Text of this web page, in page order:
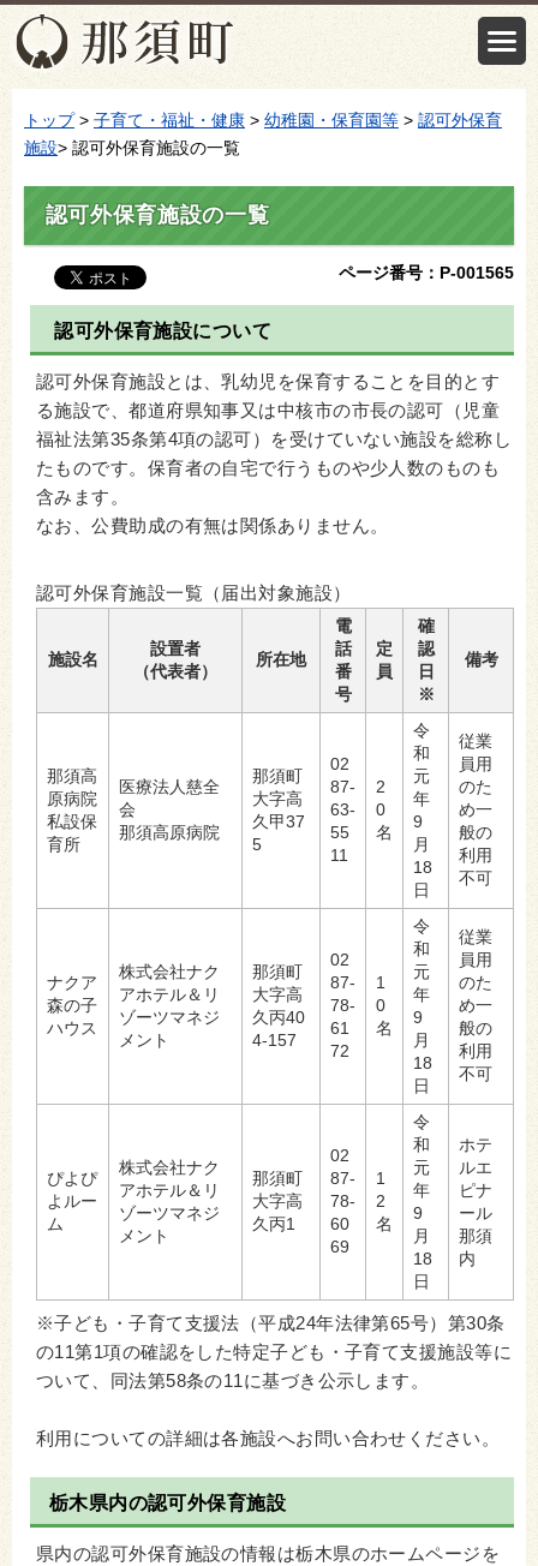
トップ> 子育て・福祉・健康 > 幼稚園・保育園等 > 認可外保育
施設> 認可外保育施設の一覧
認可外保育施設の一覧
ページ番号：P-001565
認可外保育施設について
認可外保育施設とは、乳幼児を保育することを目的とす
る施設で、都道府県知事又は中核市の市長の認可（児童
福祉法第35条第4項の認可）を受けていない施設を総称し
たものです。保育者の自宅で行うものや少人数のものも
含みます。
なお、公費助成の有無は関係ありません。
認可外保育施設一覧（届出対象施設）
施設名
設置者
（代表者）
所在地
電
話
番
号
定
員
確
認
日
※
備考
那須高
原病院
私設保
育所
医療法人慈全
会
那須高原病院
那須町
大字高
久甲37
5
02
87-
63-
55
11
2
0
名
令
和
元
年
9
月
18
日
従業
員用
のた
め一
般の
利用
不可
ナクア
森の子
ハウス
株式会社ナク
アホテル＆リ
ゾーツマネジ
メント
那須町
大字高
久丙40
4-157
02
87-
78-
61
72
1
0
名
令
和
元
年
9
月
18
日
従業
員用
のた
め一
般の
利用
不可
ぴよぴ
よルー
ム
株式会社ナク
アホテル＆リ
ゾーツマネジ
メント
那須町
大字高
久丙1
02
87-
78-
60
69
1
2
名
令
和
元
年
9
月
18
日
ホテ
ルエ
ピナ
ール
那須
内
※子ども・子育て支援法（平成24年法律第65号）第30条
の11第1項の確認をした特定子ども・子育て支援施設等に
ついて、同法第58条の11に基づき公示します。
利用についての詳細は各施設へお問い合わせください。
栃木県内の認可外保育施設
県内の認可外保育施設の情報は栃木県のホームページを